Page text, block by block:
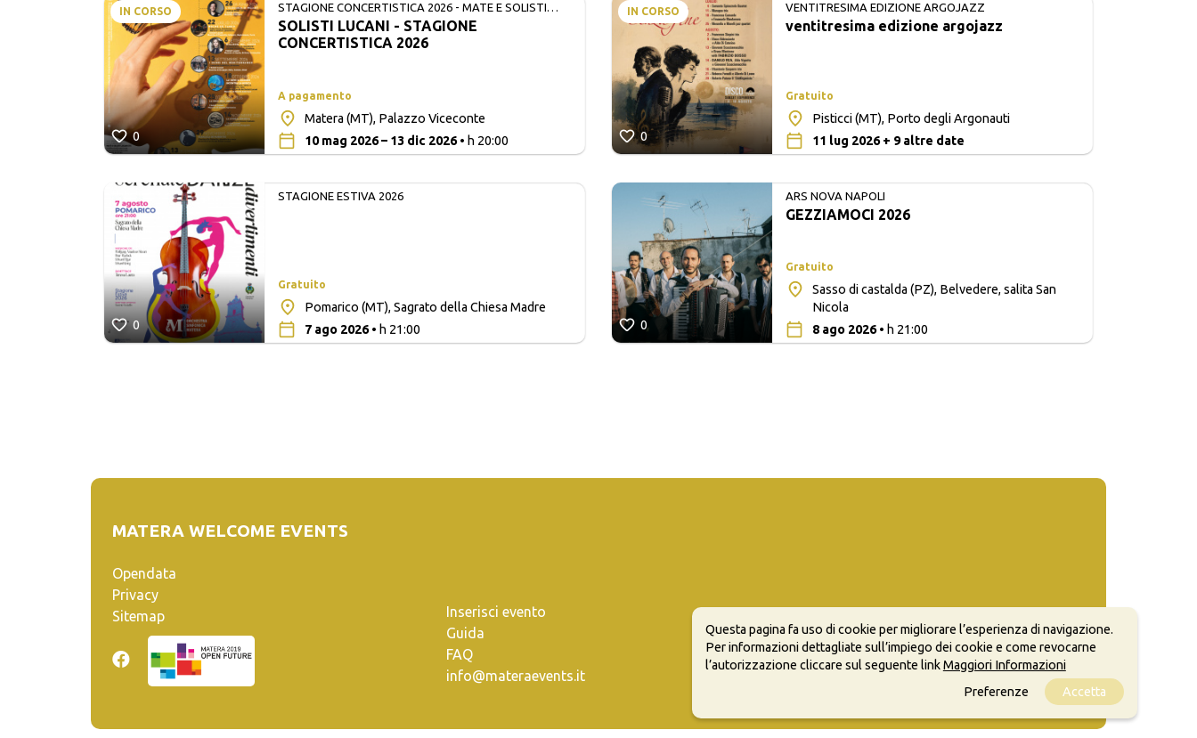
IN CORSO
0
STAGIONE CONCERTISTICA 2026 - MATE E SOLISTI
LUCANI
SOLISTI LUCANI - STAGIONE
CONCERTISTICA 2026
A pagamento
Matera (MT), Palazzo Viceconte
10 mag 2026 – 13 dic 2026• h 20:00
0
STAGIONE ESTIVA 2026
Gratuito
Pomarico (MT), Sagrato della Chiesa Madre
7 ago 2026• h 21:00
IN CORSO
0
VENTITRESIMA EDIZIONE ARGOJAZZ
ventitresima edizione argojazz
Gratuito
Pisticci (MT), Porto degli Argonauti
11 lug 2026 + 9 altre date
0
ARS NOVA NAPOLI
GEZZIAMOCI 2026
Gratuito
Sasso di castalda (PZ), Belvedere, salita San
Nicola
8 ago 2026• h 21:00
MATERA WELCOME EVENTS
Opendata
Privacy
Sitemap
Inserisci evento
Guida
FAQ
info@materaevents.it
Questa pagina fa uso di cookie per migliorare l’esperienza di navigazione.
Per informazioni dettagliate sull’impiego dei cookie e come revocarne
l’autorizzazione cliccare sul seguente linkMaggiori Informazioni
Preferenze
Accetta